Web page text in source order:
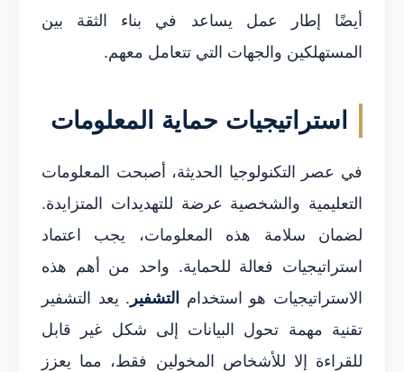
أيضًا إطار عمل يساعد في بناء الثقة بين
المستهلكين والجهات التي تتعامل معهم.
استراتيجيات حماية المعلومات
في عصر التكنولوجيا الحديثة، أصبحت المعلومات
التعليمية والشخصية عرضة للتهديدات المتزايدة.
لضمان سلامة هذه المعلومات، يجب اعتماد
استراتيجيات فعالة للحماية. واحد من أهم هذه
الاستراتيجيات هو استخدام
التشفير . يعد التشفير
تقنية مهمة تحول البيانات إلى شكل غير قابل
للقراءة إلا للأشخاص المخولين فقط، مما يعزز